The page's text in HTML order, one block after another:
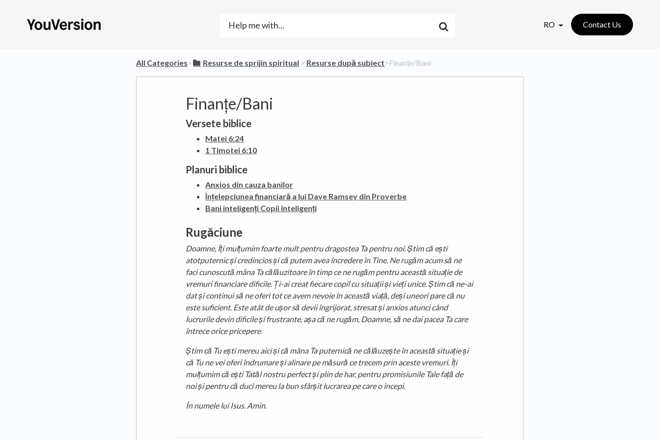
RO Contact Us
All Categories​>​ ​Resurse de sprijin spiritual ​ > ​ ​Resurse după subiect​>​ Finanțe/Bani
Finanțe/Bani
Versete biblice
Matei 6:24
1 Timotei 6:10
Planuri biblice
Anxios din cauza banilor
Înțelepciunea financiară a lui Dave Ramsey din Proverbe
Bani inteligenți Copii inteligenți
Rugăciune
Doamne, Îți mulțumim foarte mult pentru dragostea Ta pentru noi. Știm că ești
atotputernic și credincios și că putem avea încredere în Tine. Ne rugăm acum să ne
faci cunoscută mâna Ta călăuzitoare în timp ce ne rugăm pentru această situație de
vremuri financiare dificile. Ți-ai creat fiecare copil cu situații și vieți unice. Știm că ne-ai
dat și continui să ne oferi tot ce avem nevoie în această viață, deși uneori pare că nu
este suficient. Este atât de ușor să devii îngrijorat, stresat și anxios atunci când
lucrurile devin dificile și frustrante, așa că ne rugăm, Doamne, să ne dai pacea Ta care
întrece orice pricepere.
Știm că Tu ești mereu aici și că mâna Ta puternică ne călăuzește în această situație și
că Tu ne vei oferi îndrumare și alinare pe măsură ce trecem prin aceste vremuri. Îți
mulțumim că ești Tatăl nostru perfect și plin de har, pentru promisiunile Tale față de
noi și pentru că duci mereu la bun sfârșit lucrarea pe care o începi.
În numele lui Isus. Amin.